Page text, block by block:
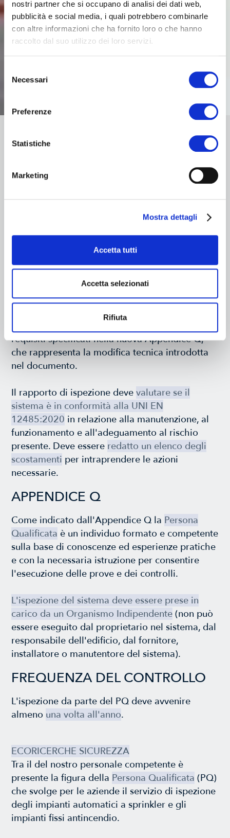
nostri partner che si occupano di analisi dei dati web,
pubblicità e social media, i quali potrebbero combinarle
con altre informazioni che ha fornito loro o che hanno
raccolto dal suo utilizzo dei loro servizi.
delNecessari
Preferenze
Statistiche
Marketing
Mostra dettagli
Accetta tutti
Accetta selezionati
Rifiuta
PERIODICHE
fisse antincendio, i sistemi automatici a sprinkler,
progettazione installazione e manutenzione“.
La novità della norma riguarda in particolare il
Ispezione periodica del sistema.
La UNI EN 12845:2020 introduce la figura della
Persona Qualificata (PQ) incaricata a svolgere le
requisiti specificati nella nuova Appendice Q,
che rappresenta la modifica tecnica introdotta
nel documento.
Il rapporto di ispezione devevalutare se il
sistema è in conformità alla UNI EN
12485:2020 in relazione alla manutenzione, al
funzionamento e all'adeguamento al rischio
presente. Deve essere redatto un elenco degli
scostamenti per intraprendere le azioni
necessarie.
APPENDICE Q
Come indicato dall'Appendice Q la Persona
Qualificata è un individuo formato e competente
sulla base di conoscenze ed esperienze pratiche
e con la necessaria istruzione per consentire
l'esecuzione delle prove e dei controlli.
L'ispezione del sistema deve essere prese in
carico da un Organismo Indipendente (non può
essere eseguito dal proprietario nel sistema, dal
responsabile dell'edificio, dal fornitore,
installatore o manutentore del sistema).
FREQUENZA DEL CONTROLLO
L'ispezione da parte del PQ deve avvenire
almeno una volta all'anno.
ECORICERCHE SICUREZZA
Tra il del nostro personale competente è
presente la figura della Persona Qualificata (PQ)
che svolge per le aziende il servizio di ispezione
degli impianti automatici a sprinkler e gli
impianti fissi antincendio.